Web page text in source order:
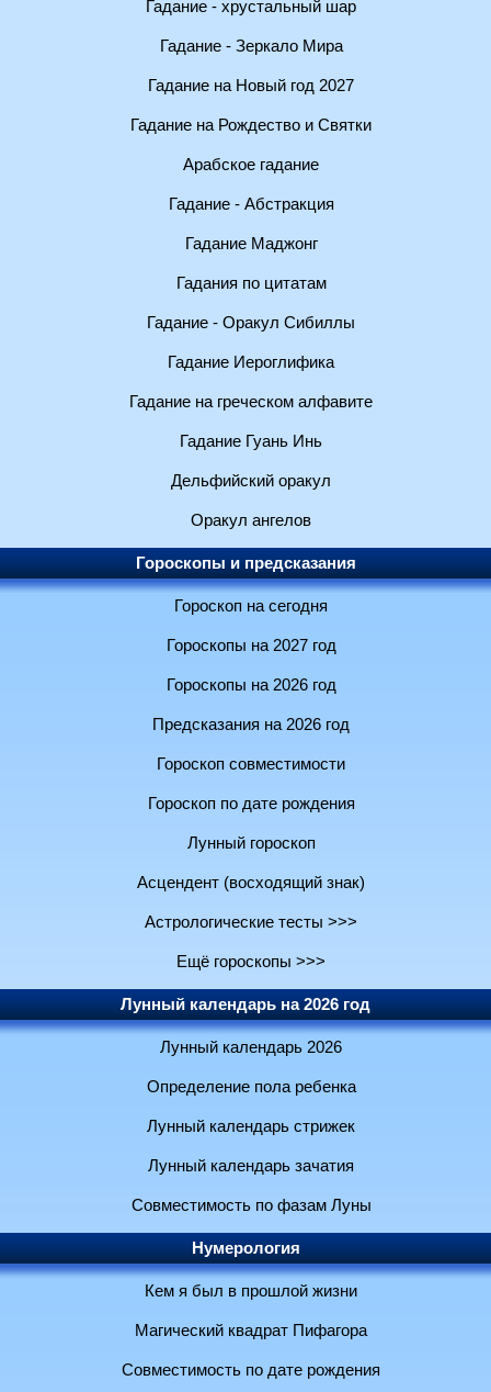
Гадание - хрустальный шар
Гадание - Зеркало Мира
Гадание на Новый год 2027
Гадание на Рождество и Святки
Арабское гадание
Гадание - Абстракция
Гадание Маджонг
Гадания по цитатам
Гадание - Оракул Сибиллы
Гадание Иероглифика
Гадание на греческом алфавите
Гадание Гуань Инь
Дельфийский оракул
Оракул ангелов
Гороскопы и предсказания
Гороскоп на сегодня
Гороскопы на 2027 год
Гороскопы на 2026 год
Предсказания на 2026 год
Гороскоп совместимости
Гороскоп по дате рождения
Лунный гороскоп
Асцендент (восходящий знак)
Астрологические тесты >>>
Ещё гороскопы >>>
Лунный календарь на 2026 год
Лунный календарь 2026
Определение пола ребенка
Лунный календарь стрижек
Лунный календарь зачатия
Совместимость по фазам Луны
Нумерология
Кем я был в прошлой жизни
Магический квадрат Пифагора
Совместимость по дате рождения